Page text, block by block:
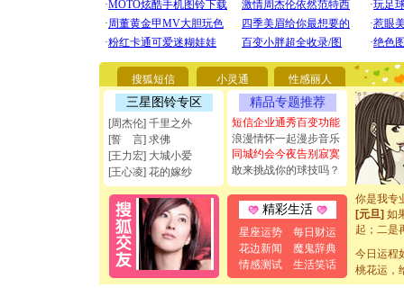
搜狐短信 小灵通 性感丽人
三星图铃专区
[周杰伦] 千里之外
[誓 言] 求佛
[王力宏] 大城小爱
[王心凌] 花的嫁纱
精品专题推荐
短信企业通秀百变功能
浪漫情怀一起漫步音乐
同城约会今夜告别寂寞
敢来挑战你的球技吗？
精彩生活
星座运势
每日财运
花边新闻
魔鬼辞典
情感测试
生活笑话
[圣诞节]
要平安！
[圣诞节]
能正大光
都要快乐
[圣诞节]
如意,快
[元旦]看
断电。爱
你是我专
[元旦] 如
起；二是
[元旦]当
泣，这痛
卖了。水
今日运程
桃花运，